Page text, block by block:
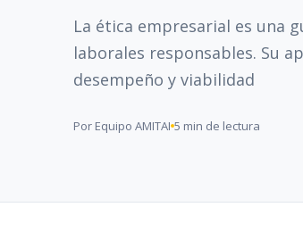
La ética empresarial es una
laborales responsables. Su
desempeño y viabilidad
Por Equipo AMITAI 5 min de lectura